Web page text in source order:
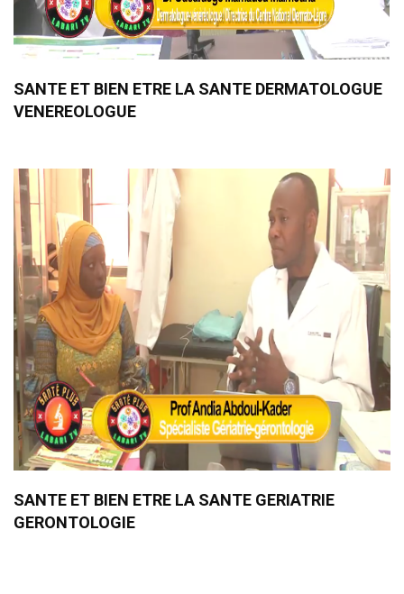
SANTE ET BIEN ETRE LA SANTE DERMATOLOGUE
VENEREOLOGUE
SANTE ET BIEN ETRE LA SANTE GERIATRIE
GERONTOLOGIE